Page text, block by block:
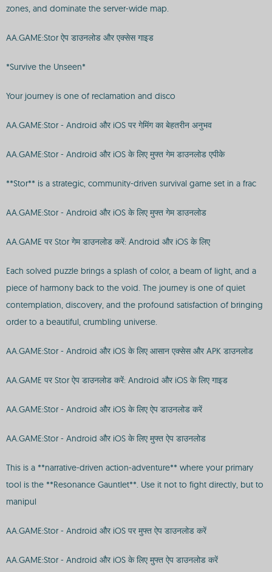
zones, and dominate the server-wide map.
AA.GAME:Stor ऐप डाउनलोड और एक्सेस गाइड
*Survive the Unseen*
Your journey is one of reclamation and disco
AA.GAME:Stor - Android और iOS पर गेमिंग का बेहतरीन अनुभव
AA.GAME:Stor - Android और iOS के लिए मुफ्त गेम डाउनलोड एपीके
**Stor** is a strategic, community-driven survival game set in a frac
AA.GAME:Stor - Android और iOS के लिए मुफ्त गेम डाउनलोड
AA.GAME पर Stor गेम डाउनलोड करें: Android और iOS के लिए
Each solved puzzle brings a splash of color, a beam of light, and a
piece of harmony back to the void. The journey is one of quiet
contemplation, discovery, and the profound satisfaction of bringing
order to a beautiful, crumbling universe.
AA.GAME:Stor - Android और iOS के लिए आसान एक्सेस और APK डाउनलोड
AA.GAME पर Stor ऐप डाउनलोड करें: Android और iOS के लिए गाइड
AA.GAME:Stor - Android और iOS के लिए ऐप डाउनलोड करें
AA.GAME:Stor - Android और iOS के लिए मुफ्त ऐप डाउनलोड
This is a **narrative-driven action-adventure** where your primary
tool is the **Resonance Gauntlet**. Use it not to fight directly, but to
manipul
AA.GAME:Stor - Android और iOS पर मुफ्त ऐप डाउनलोड करें
AA.GAME:Stor - Android और iOS के लिए मुफ्त ऐप डाउनलोड करें